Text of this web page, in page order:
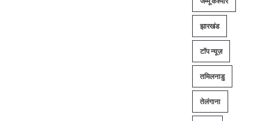
झारखंड
टॉप न्यूज़
तमिलनाडु
तेलंगाना